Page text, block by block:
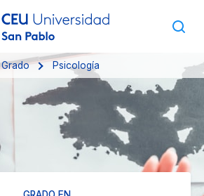
Grado Psicología